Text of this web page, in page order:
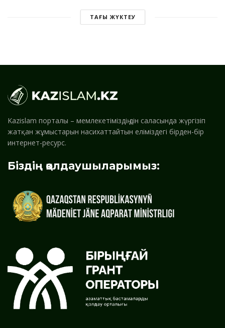
ТАҒЫ ЖҮКТЕУ
Kazislam порталы – мемлекетіміздің дін саласында жүргізіп
жатқан жұмыстарын насихаттайтын еліміздегі бірден-бір
интернет-ресурс.
Біздің қолдаушыларымыз: